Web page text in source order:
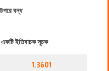
বন্ধ
ইতিবাচক সূচক
1.3601